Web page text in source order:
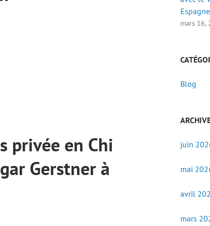
privée en Chi
Gerstner à
Espagne
mars 16,
Blog
juin
mai
avril
mars